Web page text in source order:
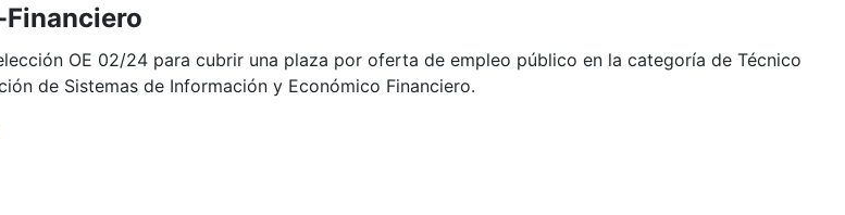
OE 02/24 para cubrir una plaza por oferta de empleo público en la categoría de Técnico
de Sistemas de Información y Económico Financiero.